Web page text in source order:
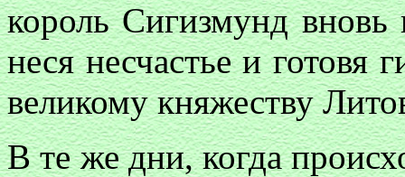
король Сигизмунд
неся несчастье и готовя
великому княжеству
В те же дни, когда